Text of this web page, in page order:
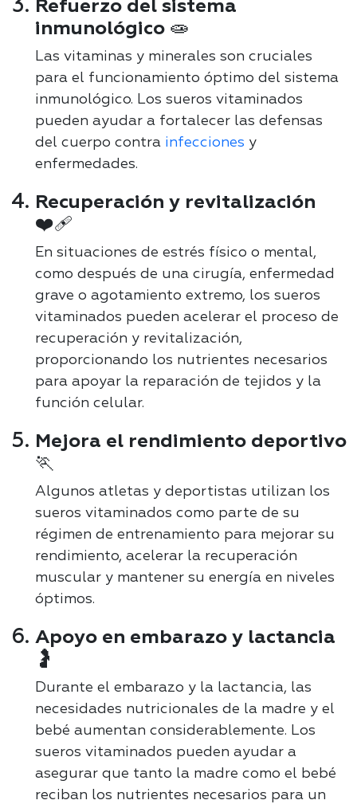
Refuerzo del sistema
inmunológico 🧫
Las vitaminas y minerales son cruciales
para el funcionamiento óptimo del sistema
inmunológico. Los sueros vitaminados
pueden ayudar a fortalecer las defensas
del cuerpo contra infecciones y
enfermedades.
Recuperación y revitalización
❤️‍🩹
En situaciones de estrés físico o mental,
como después de una cirugía, enfermedad
grave o agotamiento extremo, los sueros
vitaminados pueden acelerar el proceso de
recuperación y revitalización,
proporcionando los nutrientes necesarios
para apoyar la reparación de tejidos y la
función celular.
Mejora el rendimiento deportivo
🏃
Algunos atletas y deportistas utilizan los
sueros vitaminados como parte de su
régimen de entrenamiento para mejorar su
rendimiento, acelerar la recuperación
muscular y mantener su energía en niveles
óptimos.
Apoyo en embarazo y lactancia
🤰
Durante el embarazo y la lactancia, las
necesidades nutricionales de la madre y el
bebé aumentan considerablemente. Los
sueros vitaminados pueden ayudar a
asegurar que tanto la madre como el bebé
reciban los nutrientes necesarios para un